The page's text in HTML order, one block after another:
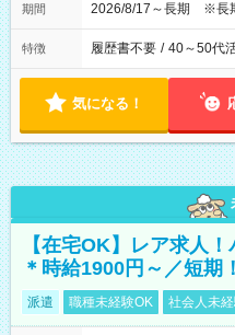
期間 2026/8/17～長期 ※長
特徴 履歴書不要 / 40～50代
気になる！
【在宅OK】レア求人
＊時給1900円～／短期
派遣 職種未経験OK 社会人未